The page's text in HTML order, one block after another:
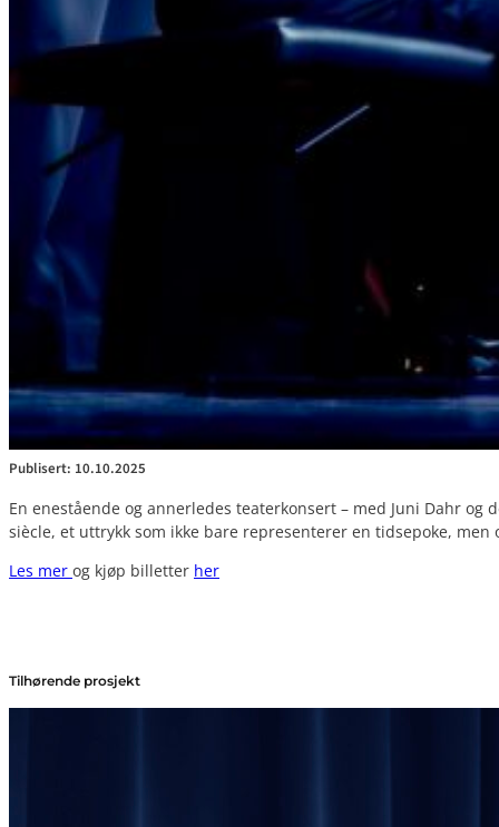
Publisert: 10.10.2025
En enestående og annerledes teaterkonsert – med Juni Dahr
siècle, et uttrykk som ikke bare representerer en tidsepoke,
Les mer og kjøp billetter her
Tilhørende prosjekt